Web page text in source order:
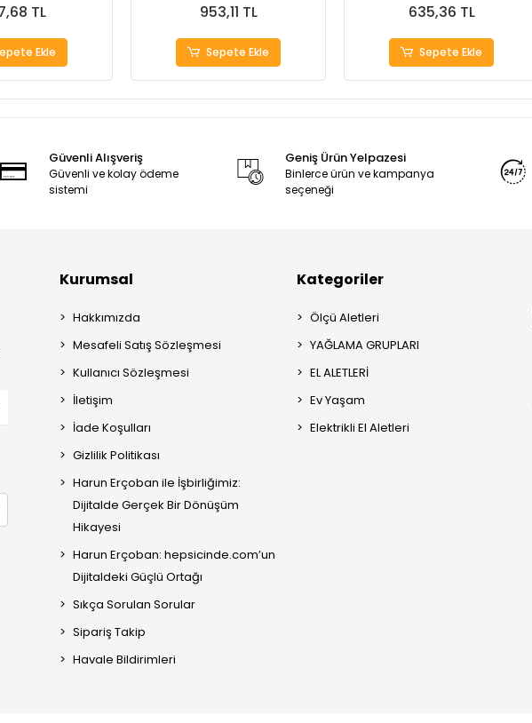
TL
Ekle
953,11 TL
Sepete Ekle
635,36 TL
Sepete Ekle
Güvenli Alışveriş
Güvenli ve kolay ödeme
sistemi
Geniş Ürün Yelpazesi
Binlerce ürün ve kampanya
seçeneği
Kurumsal
Hakkımızda
Mesafeli Satış Sözleşmesi
Kullanıcı Sözleşmesi
İletişim
İade Koşulları
Gizlilik Politikası
Harun Erçoban ile İşbirliğimiz:
Dijitalde Gerçek Bir Dönüşüm
Hikayesi
Harun Erçoban: hepsicinde.com’un
Dijitaldeki Güçlü Ortağı
Sıkça Sorulan Sorular
Sipariş Takip
Havale Bildirimleri
Kategoriler
Ölçü Aletleri
YAĞLAMA GRUPLARI
EL ALETLERİ
Ev Yaşam
Elektrikli El Aletleri